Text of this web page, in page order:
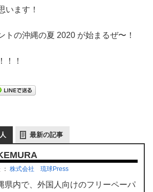
います！
トの沖縄の夏 2020 が始まるぜ〜！
！！
最新の記事
： 株式会社 琉球Press
県内で、外国人向けのフリーペーパ